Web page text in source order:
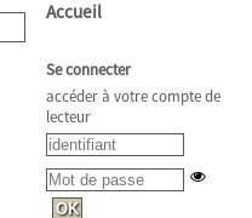
Accueil
Se connecter
accéder à votre compte de
lecteur